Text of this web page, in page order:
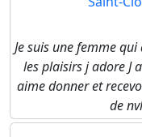
Je suis une femme
les plaisirs j adore J
aime donner et
de